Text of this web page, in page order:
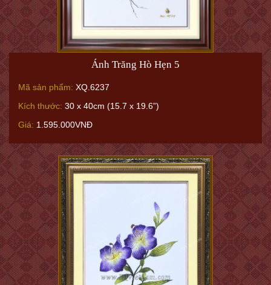
Ánh Trăng Hò Hẹn 5
Mã sản phẩm: XQ.6237
Kích thước: 30 x 40cm (15.7 x 19.6”)
Giá: 1.595.000VNĐ